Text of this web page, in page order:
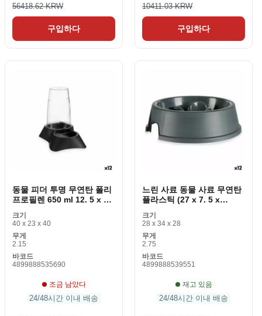
56418.62 KRW
구입하다
10411.03 KRW
구입하다
동물 피더 투명 무연탄 폴리
프로필렌 650 ml 12. 5 x 18
크기
40 x 23 x 40
무게
2.15
바코드
4899888535690
조금 남았다
24/48시간 이내 배송
느린 사료 동물 사료 무연탄
플라스틱 (27 x 7. 5 x
크기
28 x 34 x 28
무게
2.75
바코드
4899888539551
재고 있음
24/48시간 이내 배송